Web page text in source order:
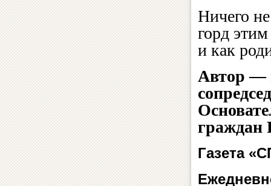
Ничего
горд
и как
Автор —
граждан
Газета